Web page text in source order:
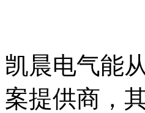
凯晨电气能
案提供商，